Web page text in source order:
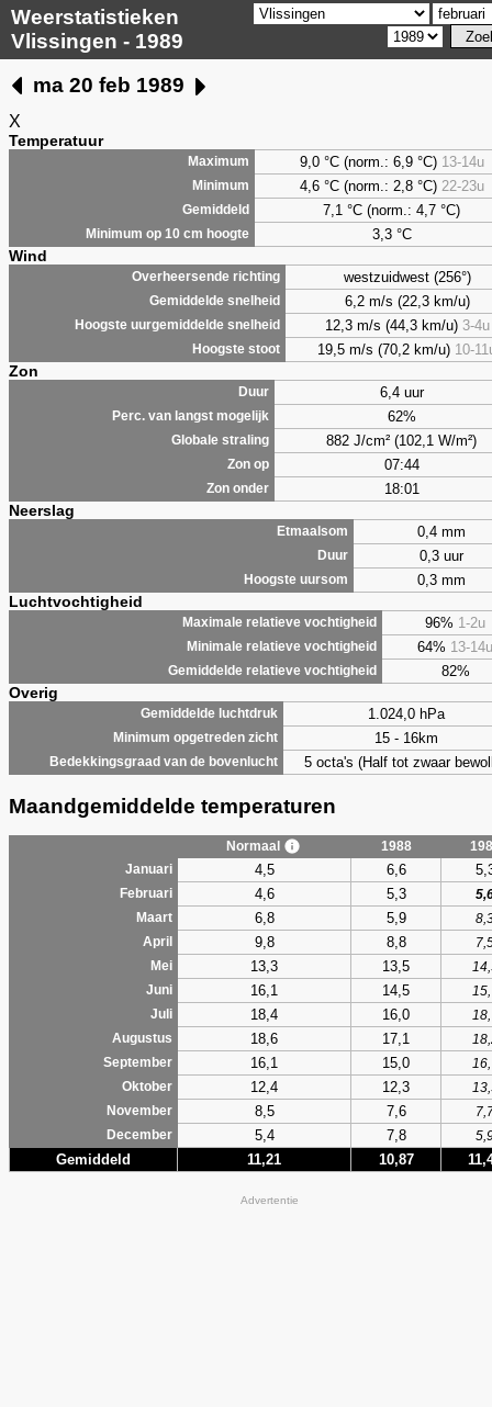
Weerstatistieken
Vlissingen - 1989
ma 20 feb 1989
X
Temperatuur
Maximum 9,0 °C (norm.: 6,9 °C) 13-14u
Minimum 4,6 °C (norm.: 2,8 °C) 22-23u
Gemiddeld 7,1 °C (norm.: 4,7 °C)
Minimum op 10 cm hoogte 3,3 °C
Wind
Overheersende richting westzuidwest (256°)
Gemiddelde snelheid 6,2 m/s (22,3 km/u)
Hoogste uurgemiddelde snelheid 12,3 m/s (44,3 km/u) 3-4u
Hoogste stoot 19,5 m/s (70,2 km/u) 10-
Zon
Duur 6,4 uur
Perc. van langst mogelijk 62%
Globale straling 882 J/cm² (102,1 W/m²)
Zon op 07:44
Zon onder 18:01
Neerslag
Etmaalsom 0,4 mm
Duur 0,3 uur
Hoogste uursom 0,3 mm
Luchtvochtigheid
Maximale relatieve vochtigheid 96% 1-2u
Minimale relatieve vochtigheid 64% 13-14u
Gemiddelde relatieve vochtigheid 82%
Overig
Gemiddelde luchtdruk 1.024,0 hPa
Minimum opgetreden zicht 15 - 16km
Bedekkingsgraad van de bovenlucht 5 octa's (Half tot zwaar
Maandgemiddelde temperaturen
Normaal 1988
Januari
4,5 6,6
Februari 4,6 5,3
Maart
6,8 5,9
April
9,8 8,8
Mei
13,3 13,5
Juni
16,1 14,5
Juli
18,4 16,0
Augustus
18,6 17,1
September
16,1 15,0
Oktober
12,4 12,3
November
8,5 7,6
December
5,4 7,8
Gemiddeld 11,21 10,87
Advertentie